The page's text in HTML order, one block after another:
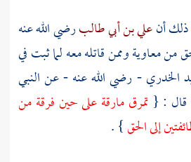
أنعلي بن أبي طالبرضي الله عنه
منمعاويةوممن قاتله معه لما ثبت في
الخدري- رضي الله عنه - عن النبي
قال : {تمرق مارقة على حين فرقة من
إلى الحق} .